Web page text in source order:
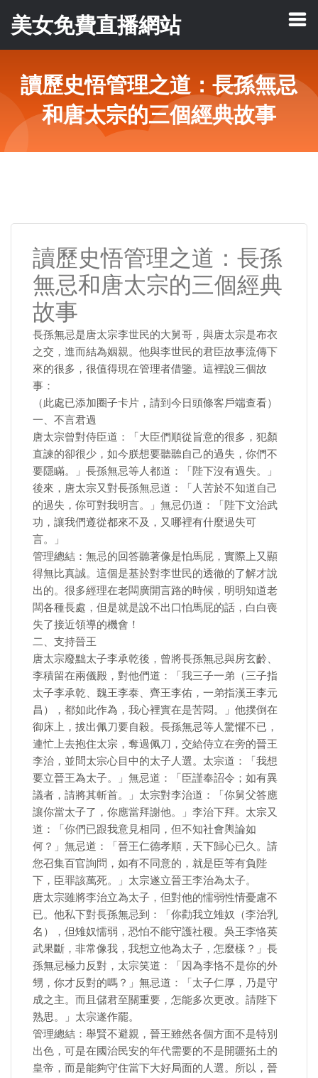
美女免費直播網站
讀歷史悟管理之道：長孫無忌
和唐太宗的三個經典故事
讀歷史悟管理之道：長孫
無忌和唐太宗的三個經典
故事
長孫無忌是唐太宗李世民的大舅哥，與唐太宗是布衣
之交，進而結為姻親。他與李世民的君臣故事流傳下
來的很多，很值得現在管理者借鑒。這裡說三個故
事：
（此處已添加圈子卡片，請到今日頭條客戶端查看）
一、不言君過
唐太宗曾對侍臣道：「大臣們順從旨意的很多，犯顏
直諫的卻很少，如今朕想要聽聽自己的過失，你們不
要隱瞞。」長孫無忌等人都道：「陛下沒有過失。」
後來，唐太宗又對長孫無忌道：「人苦於不知道自己
的過失，你可對我明言。」無忌仍道：「陛下文治武
功，讓我們遵從都來不及，又哪裡有什麼過失可
言。」
管理總結：無忌的回答聽著像是怕馬屁，實際上又顯
得無比真誠。這個是基於對李世民的透徹的了解才說
出的。很多經理在老闆廣開言路的時候，明明知道老
闆各種長處，但是就是說不出口怕馬屁的話，白白喪
失了接近領導的機會！
二、支持晉王
唐太宗廢黜太子李承乾後，曾將長孫無忌與房玄齡、
李積留在兩儀殿，對他們道：「我三子一弟（三子指
太子李承乾、魏王李泰、齊王李佑，一弟指漢王李元
昌），都如此作為，我心裡實在是苦悶。」他撲倒在
御床上，拔出佩刀要自殺。長孫無忌等人驚懼不已，
連忙上去抱住太宗，奪過佩刀，交給侍立在旁的晉王
李治，並問太宗心目中的太子人選。太宗道：「我想
要立晉王為太子。」無忌道：「臣謹奉詔令；如有異
議者，請將其斬首。」太宗對李治道：「你舅父答應
讓你當太子了，你應當拜謝他。」李治下拜。太宗又
道：「你們已跟我意見相同，但不知社會輿論如
何？」無忌道：「晉王仁德孝順，天下歸心已久。請
您召集百官詢問，如有不同意的，就是臣等有負陛
下，臣罪該萬死。」太宗遂立晉王李治為太子。
唐太宗雖將李治立為太子，但對他的懦弱性情憂慮不
已。他私下對長孫無忌到：「你勸我立雉奴（李治乳
名），但雉奴懦弱，恐怕不能守護社稷。吳王李恪英
武果斷，非常像我，我想立他為太子，怎麼樣？」長
孫無忌極力反對，太宗笑道：「因為李恪不是你的外
甥，你才反對的嗎？」無忌道：「太子仁厚，乃是守
成之主。而且儲君至關重要，怎能多次更改。請陛下
熟思。」太宗遂作罷。
管理總結：舉賢不避親，晉王雖然各個方面不是特別
出色，可是在國治民安的年代需要的不是開疆拓土的
皇帝，而是能夠守住當下大好局面的人選。所以，晉